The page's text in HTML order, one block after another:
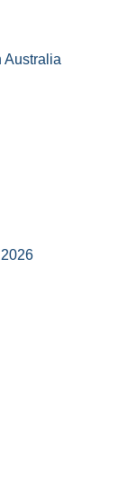
Australia